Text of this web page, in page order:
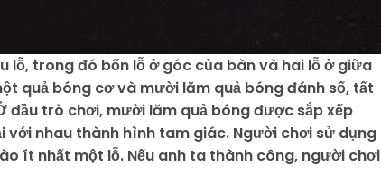
trong đó bốn lỗ ở góc của bàn và hai lỗ ở giữa
quả bóng cơ và mười lăm quả bóng đánh số, tất
đầu trò chơi, mười lăm quả bóng được sắp xếp
nhau thành hình tam giác. Người chơi sử dụng
ít nhất một lỗ. Nếu anh ta thành công, người chơi